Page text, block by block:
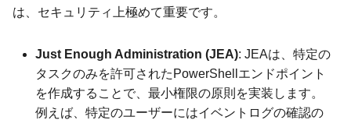
は、セキュリティ上極めて重要です。
Just Enough Administration (JEA): JEAは、特定の
タスクのみを許可されたPowerShellエンドポイント
を作成することで、最小権限の原則を実装します。
例えば、特定のユーザーにはイベントログの確認の